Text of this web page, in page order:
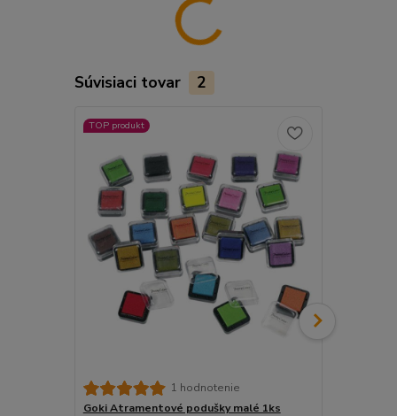
Súvisiaci tovar 2
TOP produkt
1 hodnotenie
Goki Atramentové podušky malé 1ks